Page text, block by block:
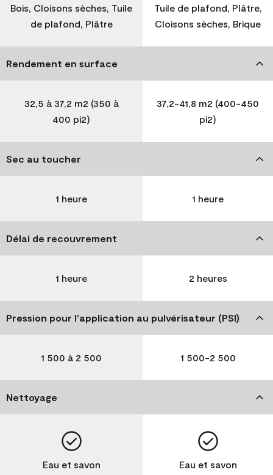
Bois, Cloisons sèches, Tuile
de plafond, Plâtre
Tuile de plafond, Plâtre,
Cloisons sèches, Brique
Rendement en surface
32,5 à 37,2 m2 (350 à
400 pi2)
37,2-41,8 m2 (400-450
pi2)
Sec au toucher
1 heure 1 heure
Délai de recouvrement
1 heure 2 heures
Pression pour l’application au pulvérisateur (PSI)
1 500 à 2 500 1 500-2 500
Nettoyage
Eau et savon Eau et savon